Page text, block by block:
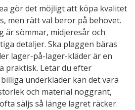
gör det möjligt att köpa kvalitet
men rätt val beror på behovet.
är sömmar, midjeresår och
detaljer. Ska plaggen bäras
lager-på-lager-kläder är en
praktisk. Letar du efter
underkläder kan det vara
och material noggrant,
säljs så länge lagret räcker.